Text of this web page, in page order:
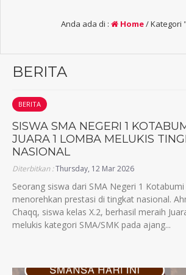
Anda ada di : Home/Kategori
BERITA
BERITA
SISWA SMA NEGERI 1
JUARA 1 LOMBA MELUKIS
NASIONAL
Diterbitkan :Thursday, 12 Mar 2026
Seorang siswa dari SMA Negeri 1
menorehkan prestasi di tingkat nasional.
Chaqq, siswa kelas X.2, berhasil meraih
melukis kategori SMA/SMK pada ajang...